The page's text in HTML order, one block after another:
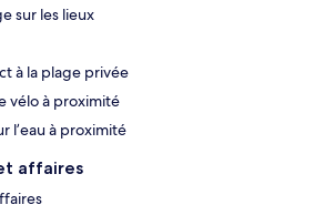
sur les lieux
à la plage privée
vélo à proximité
l’eau à proximité
affaires